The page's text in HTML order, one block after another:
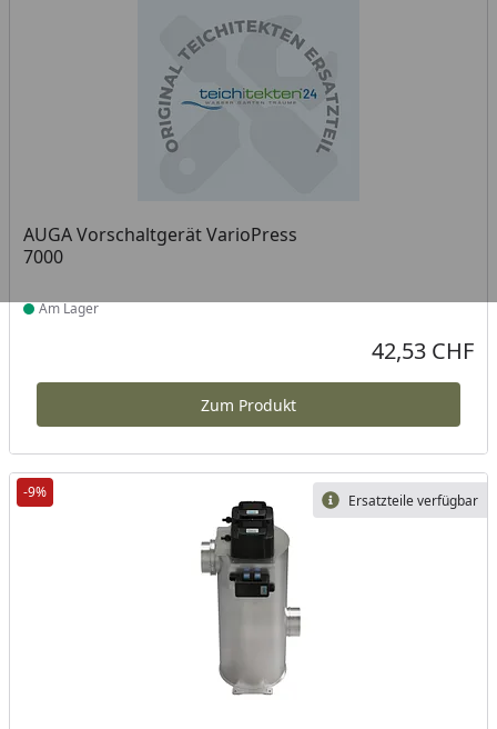
AUGA Vorschaltgerät VarioPress
7000
Produkt am Lager
Am Lager
Aktueller Preis
42,53 CHF
Zum Produkt
-9% Ersatzteile verfügbar